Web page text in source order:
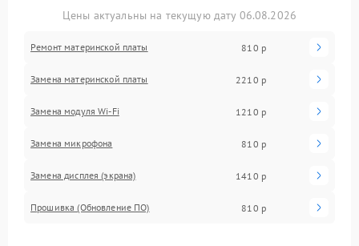
Цены актуальны на текущую дату 06.08.2026
Ремонт материнской платы 810 р
Замена материнской платы 2210 р
Замена модуля Wi-Fi 1210 р
Замена микрофона 810 р
Замена дисплея (экрана) 1410 р
Прошивка (Обновление ПО) 810 р